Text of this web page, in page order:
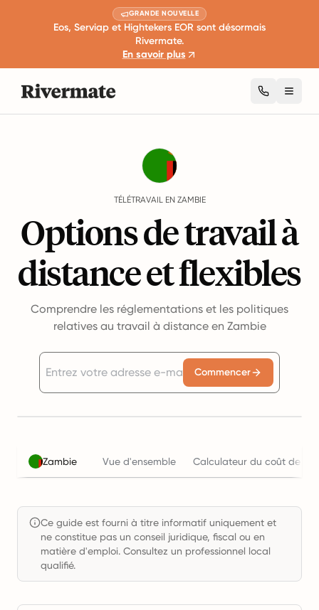
GRANDE NOUVELLE
Eos, Serviap et Hightekers EOR sont désormais
Rivermate.
En savoir plus
TÉLÉTRAVAIL EN ZAMBIE
Options de travail à
distance et flexibles
Comprendre les réglementations et les politiques
relatives au travail à distance en Zambie
Commencer
Zambie Vue d'ensemble Calculateur du coût de
Ce guide est fourni à titre informatif uniquement et
ne constitue pas un conseil juridique, fiscal ou en
matière d'emploi. Consultez un professionnel local
qualifié.